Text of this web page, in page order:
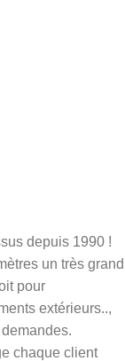
depuis 1990 !
un très grand
pour
extérieurs..,
chaque client